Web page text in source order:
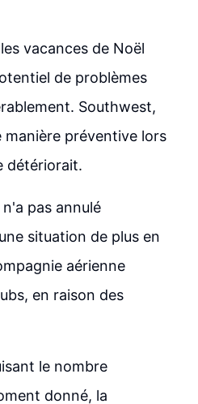
vacances de Noël
de problèmes
Southwest,
manière préventive lors
détériorait.
pas annulé
situation de plus en
aérienne
en raison des
le nombre
donné, la